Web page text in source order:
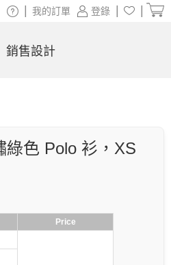
綠色 Polo 衫，XS
Price
登錄
我的訂單
銷售設計